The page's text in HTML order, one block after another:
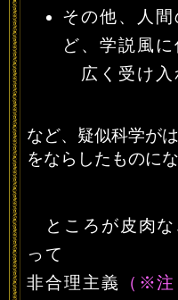
その他、人
ど、学説風
広く受け入
など、疑似科学が
をならしたものに
ところが皮肉な
って
非合理主義
（※注